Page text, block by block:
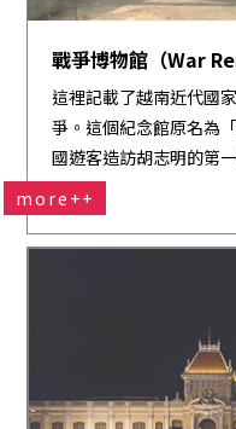
戰爭博物館（War
這裡記載了越南近代國
爭。這個紀念館原名為
國遊客造訪胡志明的第
more++